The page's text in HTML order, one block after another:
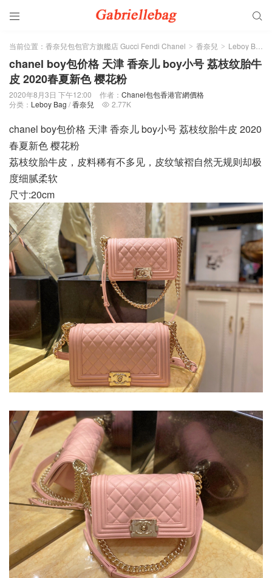
 
当前位置： 香奈兒包包官方旗艦店 Gucci Fendi Chanel > 香奈兒 > Leboy Bag
chanel boy包价格 天津 香奈儿 boy小号 荔枝纹胎牛
皮 2020春夏新色 樱花粉
2020年8月3日 下午12:00 作者： Chanel包包香港官網價格
分类： Leboy Bag /香奈兒  2.77K
chanel boy包价格 天津 香奈儿 boy小号 荔枝纹胎牛皮 2020
春夏新色 樱花粉
荔枝纹胎牛皮，皮料稀有不多见，皮纹皱褶自然无规则却极
度细腻柔软
尺寸:20cm